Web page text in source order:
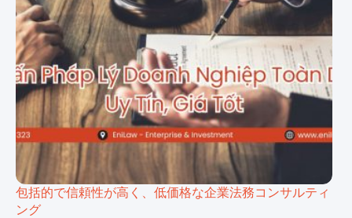
包括的で信頼性が高く、低価格な企業法務コンサルティ
ング